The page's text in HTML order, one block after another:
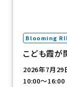
Blooming
こども霞が
2026年7月29
10:00～16:00